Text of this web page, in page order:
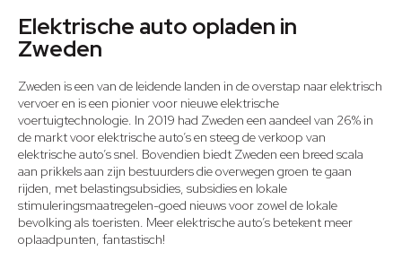
Elektrische auto opladen in
Zweden
Zweden is een van de leidende landen in de overstap naar elektrisch
vervoer en is een pionier voor nieuwe elektrische
voertuigtechnologie. In 2019 had Zweden een aandeel van 26% in
de markt voor elektrische auto’s en steeg de verkoop van
elektrische auto’s snel. Bovendien biedt Zweden een breed scala
aan prikkels aan zijn bestuurders die overwegen groen te gaan
rijden, met belastingsubsidies, subsidies en lokale
stimuleringsmaatregelen-goed nieuws voor zowel de lokale
bevolking als toeristen. Meer elektrische auto’s betekent meer
oplaadpunten, fantastisch!